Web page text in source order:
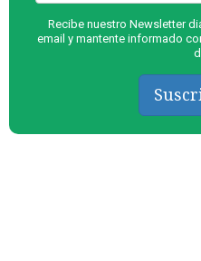
Recibe nuestro Newsletter
email y mantente informado